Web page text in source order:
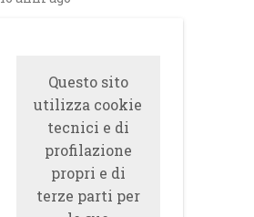
Questo sito
utilizza cookie
tecnici e di
profilazione
propri e di
terze parti per